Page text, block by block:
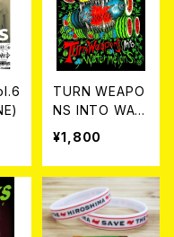
TURN WEAPO
NS INTO WAT
ERMELONS-S
TOP GENOCID
E ART COLLEC
TION- BOOK
¥1,800